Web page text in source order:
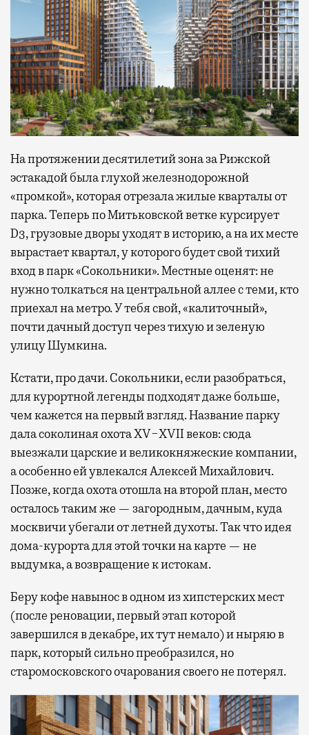
На протяжении десятилетий зона за Рижской
эстакадой была глухой железнодорожной
«промкой», которая отрезала жилые кварталы от
парка. Теперь по Митьковской ветке курсирует
D3, грузовые дворы уходят в историю, а на их месте
вырастает квартал, у которого будет свой тихий
вход в парк «Сокольники». Местные оценят: не
нужно толкаться на центральной аллее с теми, кто
приехал на метро. У тебя свой, «калиточный»,
почти дачный доступ через тихую и зеленую
улицу Шумкина.
Кстати, про дачи. Сокольники, если разобраться,
для курортной легенды подходят даже больше,
чем кажется на первый взгляд. Название парку
дала соколиная охота XV−XVII веков: сюда
выезжали царские и великокняжеские компании,
а особенно ей увлекался Алексей Михайлович.
Позже, когда охота отошла на второй план, место
осталось таким же — загородным, дачным, куда
москвичи убегали от летней духоты. Так что идея
дома-курорта для этой точки на карте — не
выдумка, а возвращение к истокам.
Беру кофе навынос в одном из хипстерских мест
(после реновации, первый этап которой
завершился в декабре, их тут немало) и ныряю в
парк, который сильно преобразился, но
старомосковского очарования своего не потерял.